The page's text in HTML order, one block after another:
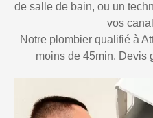
de salle de bain, ou un
vos
Notre plombier qualifié à
moins de 45min. Devis